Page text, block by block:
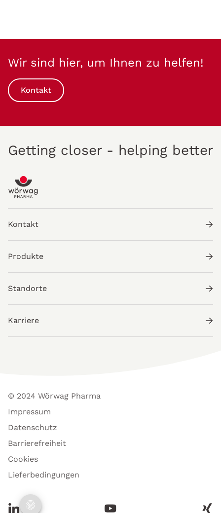
Wir sind hier, um Ihnen zu helfen!
Kontakt
Getting closer - helping better
Kontakt
Produkte
Standorte
Karriere
© 2024 Wörwag Pharma
Impressum
Datenschutz
Barrierefreiheit
Cookies
Lieferbedingungen